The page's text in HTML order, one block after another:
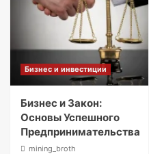
Бизнес и инвестиции
Бизнес и Закон:
Основы Успешного
Предпринимательства
mining_broth